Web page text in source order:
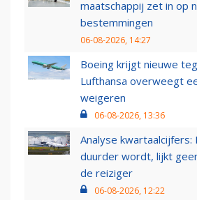
maatschappij zet in op
bestemmingen
06-08-2026, 14:27
Boeing krijgt nieuwe
Lufthansa overweegt
weigeren
06-08-2026, 13:36
Analyse kwartaalcijfers:
duurder wordt, lijkt
de reiziger
06-08-2026, 12:22